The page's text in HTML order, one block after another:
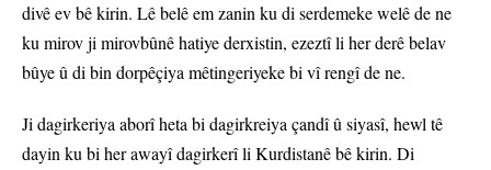
divê ev bê kirin. Lê belê em zanin ku di serdemeke welê de ne
ku mirov ji mirovbûnê hatiye derxistin, ezeztî li her derê belav
bûye û di bin dorpêçiya mêtingeriyeke bi vî rengî de ne.
Ji dagirkeriya aborî heta bi dagirkreiya çandî û siyasî, hewl tê
dayin ku bi her awayî dagirkerî li Kurdistanê bê kirin. Di